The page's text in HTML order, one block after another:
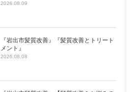
2026.08.09
『岩出市髪質改善』『髪質改善とトリート
メント』
2026.08.08